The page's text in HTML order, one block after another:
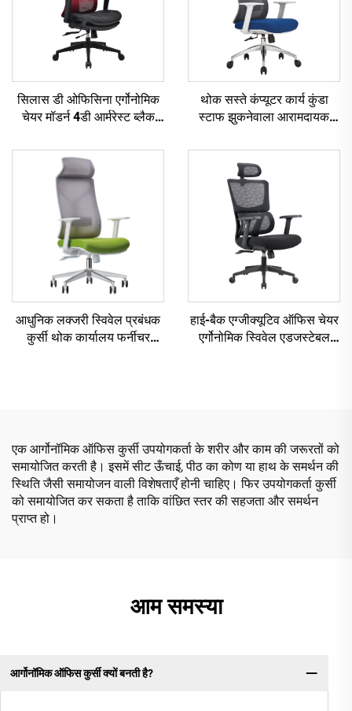
सिलास डी ओफिसिना एर्गोनोमिक
चेयर मॉडर्न 4डी आर्मरेस्ट ब्लैक
एक्जीक्यूटिव ऑफिस कैडेरा डी
एस्क्रिटोरियो
थोक सस्ते कंप्यूटर कार्य कुंडा
स्टाफ झुकनेवाला आरामदायक
कार्यालय कुर्सी
आधुनिक लक्जरी स्विवेल प्रबंधक
कुर्सी थोक कार्यालय फर्नीचर
हाई-बैक एग्जीक्यूटिव ऑफिस चेयर
एर्गोनोमिक स्विवेल एडजस्टेबल
एक आर्गोनॉमिक ऑफिस कुर्सी उपयोगकर्ता के शरीर और काम की जरूरतों को
समायोजित करती है। इसमें सीट ऊँचाई, पीठ का कोण या हाथ के समर्थन की
स्थिति जैसी समायोजन वाली विशेषताएँ होनी चाहिए। फिर उपयोगकर्ता कुर्सी
को समायोजित कर सकता है ताकि वांछित स्तर की सहजता और समर्थन
प्राप्त हो।
आम समस्या
आर्गोनॉमिक ऑफिस कुर्सी क्यों बनती है?